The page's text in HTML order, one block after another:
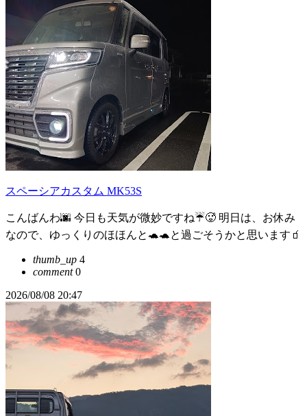
スペーシアカスタム MK53S
こんばんわ🌆 今日も天気が微妙ですね☔🥵 明日は、お休み
なので、ゆっくりのほほんと🐢🐢と過ごそうかと思います🧃
thumb_up 4
comment0
2026/08/08 20:47